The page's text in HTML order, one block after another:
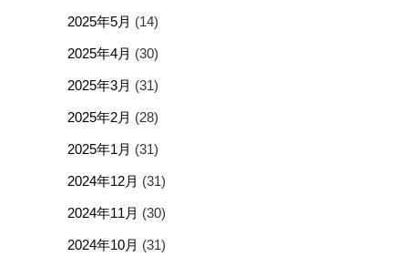
2025年5月 (14)
2025年4月 (30)
2025年3月 (31)
2025年2月 (28)
2025年1月 (31)
2024年12月 (31)
2024年11月 (30)
2024年10月 (31)